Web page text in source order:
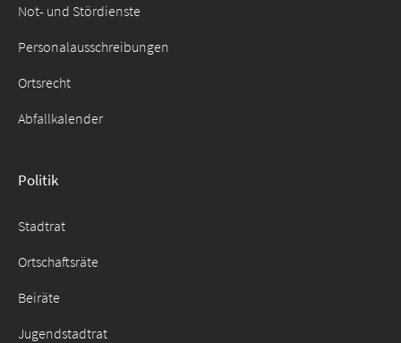
Not- und Stördienste
Personalausschreibungen
Ortsrecht
Abfallkalender
Politik
Stadtrat
Ortschaftsräte
Beiräte
Jugendstadtrat